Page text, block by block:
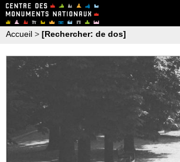
Accueil > [Rechercher: de dos]